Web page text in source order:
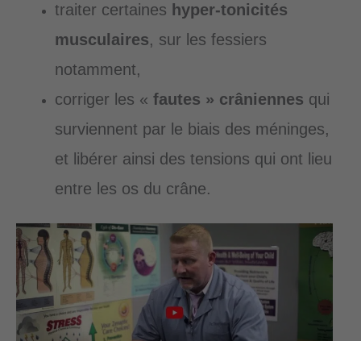
traiter certaines hyper-tonicités
musculaires, sur les fessiers
notamment,
corriger les « fautes » crâniennes qui
surviennent par le biais des méninges,
et libérer ainsi des tensions qui ont lieu
entre les os du crâne.